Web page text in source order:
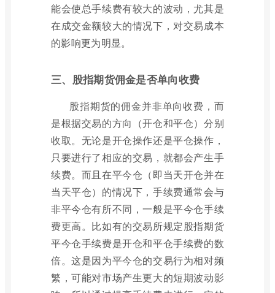
能会使总手续费有较大的波动，尤其是
在成交金额较大的情况下，对交易成本
的影响更为明显。
三、股指期货佣金是否单向收费
股指期货的佣金并非单向收费，而
是根据交易的方向（开仓和平仓）分别
收取。无论是开仓操作还是平仓操作，
只要进行了相应的交易，就都会产生手
续费。而且在平今仓（即当天开仓并在
当天平仓）的情况下，手续费通常会与
非平今仓有所不同，一般是平今仓手续
费更高。比如有的交易所规定股指期货
平今仓手续费是开仓和平仓手续费的数
倍。这是因为平今仓的交易行为相对频
繁，可能对市场产生更大的短期波动影